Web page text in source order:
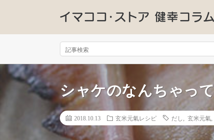
シャケのなんちゃっ
2018.10.13 玄米元氣レシピ だし 玄米元氣